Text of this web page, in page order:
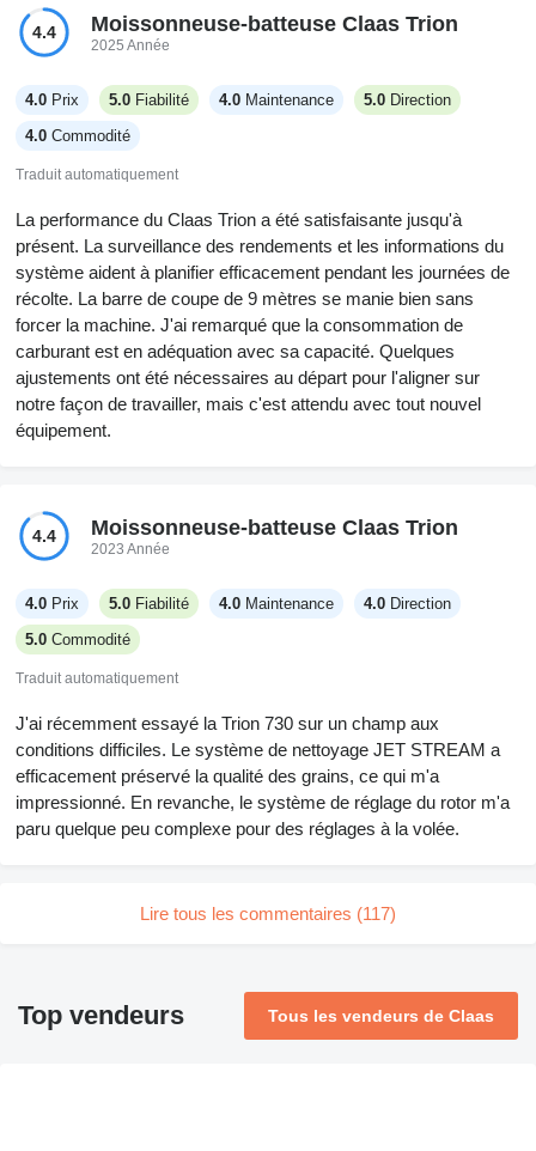
différent par rapport au Deere, un peu bas, mais on s'habitue
après quelques heures. Pourtant, lors des premières utilisations,
je continuais à les chercher au mauvais endroit. La porte est
grande, la vue est bonne et j'aime le fait que l'on puisse vraiment
fermer la trémie à grain si jamais il commence à pleuvoir - on ne
peut pas faire ça sur le John Deere que j'ai utilisé la dernière fois.
Le côté pratique est un atout selon moi, même si certains
à manipuler beaucoup d'électronique, mais tout est simple une
fois que l'on sait quel bouton fait quoi.
4.4 Moissonneuse-batteuse Claas Trion
2025 Année
4.0 Prix 5.0 Fiabilité 4.0 Maintenance 5.0 Direction
4.0 Commodité
Traduit automatiquement
La performance du Claas Trion a été satisfaisante jusqu'à
présent. La surveillance des rendements et les informations du
système aident à planifier efficacement pendant les journées de
récolte. La barre de coupe de 9 mètres se manie bien sans
forcer la machine. J'ai remarqué que la consommation de
carburant est en adéquation avec sa capacité. Quelques
ajustements ont été nécessaires au départ pour l'aligner sur
notre façon de travailler, mais c'est attendu avec tout nouvel
équipement.
4.4 Moissonneuse-batteuse Claas Trion
2023 Année
4.0 Prix 5.0 Fiabilité 4.0 Maintenance 4.0 Direction
5.0 Commodité
Traduit automatiquement
J'ai récemment essayé la Trion 730 sur un champ aux
conditions difficiles. Le système de nettoyage JET STREAM a
efficacement préservé la qualité des grains, ce qui m'a
impressionné. En revanche, le système de réglage du rotor m'a
paru quelque peu complexe pour des réglages à la volée.
Lire tous les commentaires (117)
Top vendeurs Tous les vendeurs de Claas